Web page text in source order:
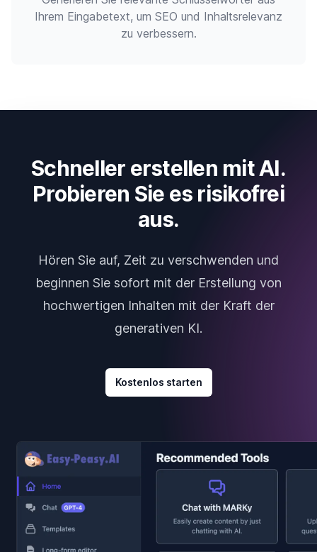
Ihrem Eingabetext, um SEO und Inhaltsrelevanz
zu verbessern.
Schneller erstellen mit AI.
Probieren Sie es risikofrei
aus.
Hören Sie auf, Zeit zu verschwenden und
beginnen Sie sofort mit der Erstellung von
hochwertigen Inhalten mit der Kraft der
generativen KI.
Kostenlos starten